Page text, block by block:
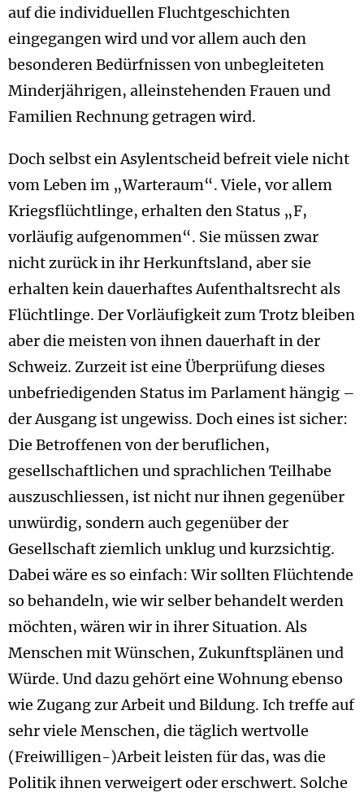
auf die individuellen Fluchtgeschichten
eingegangen wird und vor allem auch den
besonderen Bedürfnissen von unbegleiteten
Minderjährigen, alleinstehenden Frauen und
Familien Rechnung getragen wird.
Doch selbst ein Asylentscheid befreit viele nicht
vom Leben im „Warteraum“. Viele, vor allem
Kriegsflüchtlinge, erhalten den Status „F,
vorläufig aufgenommen“. Sie müssen zwar
nicht zurück in ihr Herkunftsland, aber sie
erhalten kein dauerhaftes Aufenthaltsrecht als
Flüchtlinge. Der Vorläufigkeit zum Trotz bleiben
aber die meisten von ihnen dauerhaft in der
Schweiz. Zurzeit ist eine Überprüfung dieses
unbefriedigenden Status im Parlament hängig –
der Ausgang ist ungewiss. Doch eines ist sicher:
Die Betroffenen von der beruflichen,
gesellschaftlichen und sprachlichen Teilhabe
auszuschliessen, ist nicht nur ihnen gegenüber
unwürdig, sondern auch gegenüber der
Gesellschaft ziemlich unklug und kurzsichtig.
Dabei wäre es so einfach: Wir sollten Flüchtende
so behandeln, wie wir selber behandelt werden
möchten, wären wir in ihrer Situation. Als
Menschen mit Wünschen, Zukunftsplänen und
Würde. Und dazu gehört eine Wohnung ebenso
wie Zugang zur Arbeit und Bildung. Ich treffe auf
sehr viele Menschen, die täglich wertvolle
(Freiwilligen-)Arbeit leisten für das, was die
Politik ihnen verweigert oder erschwert. Solche